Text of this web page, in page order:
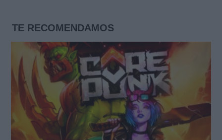
TE RECOMENDAMOS